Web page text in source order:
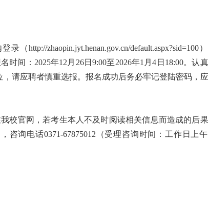
http://zhaopin.jyt.henan.gov.cn/default.aspx?sid=100
间：2025年12月26日9:00至2026年1月4日18:00。认
请应聘者慎重选报。报名成功后务必牢记登陆密码，
校官网，若考生本人不及时阅读相关信息而造成的后
询电话0371-67875012（受理咨询时间：工作日上午